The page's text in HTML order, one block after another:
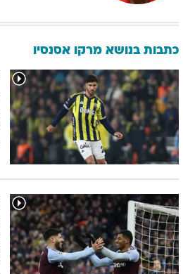
כתבות בנושא מרקו אסנסיו